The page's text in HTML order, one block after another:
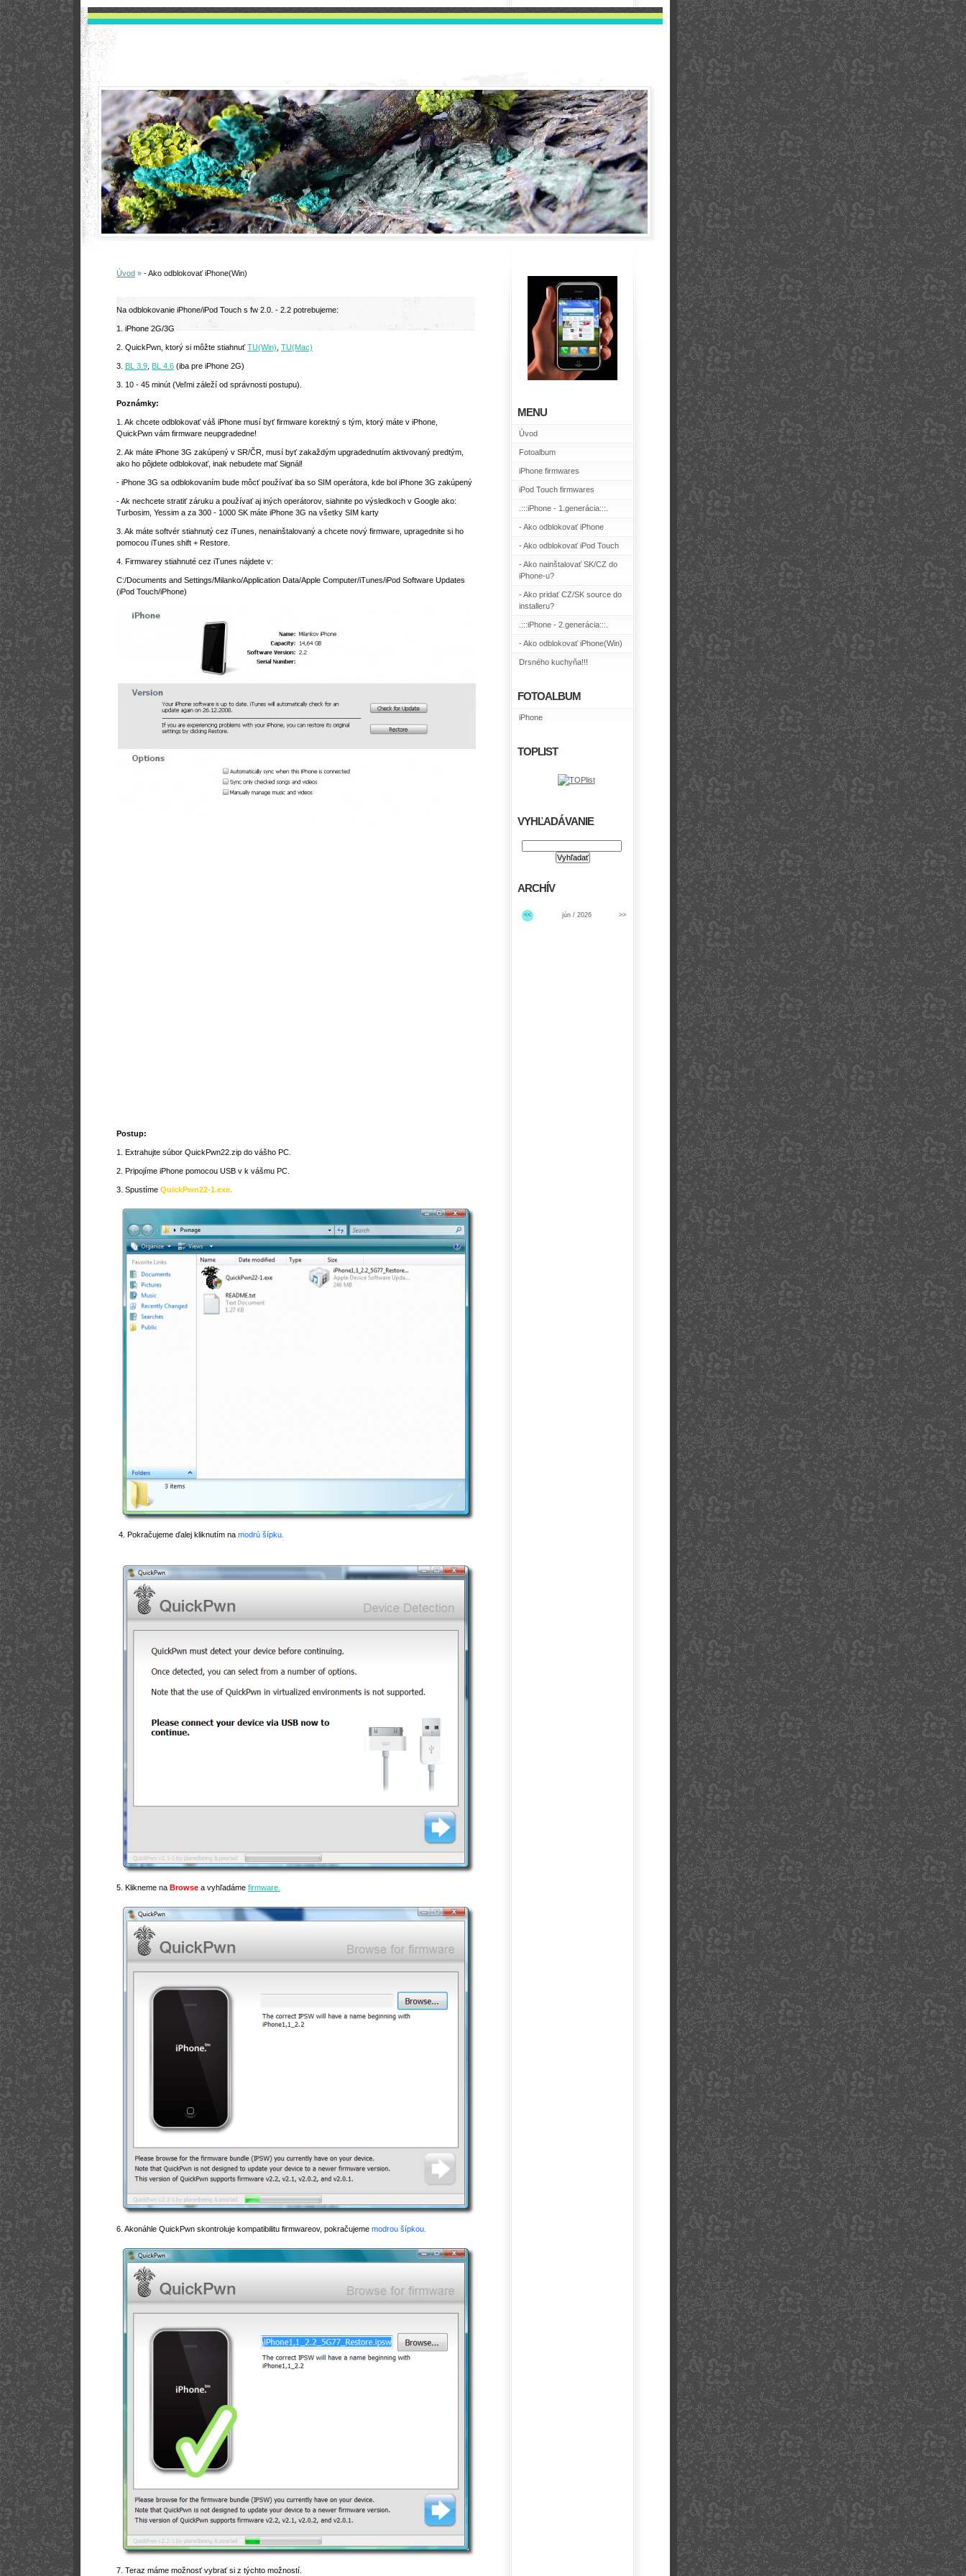
Úvod » - Ako odblokovať iPhone(Win)
Na odblokovanie iPhone/iPod Touch s fw 2.0. - 2.2 potrebujeme:
1. iPhone 2G/3G
2. QuickPwn, ktorý si môžte stiahnuťTU(Win) TU(Mac)
3. BL 3.9 BL 4.6 (iba pre iPhone 2G)
3. 10 - 45 minút (Veľmi záleží od správnosti postupu).
Poznámky:
1. Ak chcete odblokovať váš iPhone musí byť firmware korektný s tým, ktorý máte v iPhone,
QuickPwn vám firmware neupgradedne!
2. Ak máte iPhone 3G zakúpený v SR/ČR, musí byť zakaždým upgradednutím aktivovaný predtým,
ako ho pôjdete odblokovať, inak nebudete mať Signál!
- iPhone 3G sa odblokovaním bude môcť používať iba so SIM operátora, kde bol iPhone 3G zakúpený
- Ak nechcete stratiť záruku a používať aj iných operátorov, siahnite po výsledkoch v Google ako:
Turbosim, Yessim a za 300 - 1000 SK máte iPhone 3G na všetky SIM karty
3. Ak máte softvér stiahnutý cez iTunes, nenainštalovaný a chcete nový firmware, upragednite si ho
pomocou iTunes shift + Restore.
4. Firmwarey stiahnuté cez iTunes nájdete v:
C:/Documents and Settings/Milanko/Application Data/Apple Computer/iTunes/iPod Software Updates
(iPod Touch/iPhone)
Postup:
1. Extrahujte súbor QuickPwn22.zip do vášho PC.
2. Pripojíme iPhone pomocou USB v k vášmu PC.
3. Spustíme QuickPwn22-1.exe.
4. Pokračujeme ďalej kliknutím na modrú šípku.
5. Klikneme na Browse a vyhľadáme firmware.
6. Akonáhle QuickPwn skontroluje kompatibilitu firmwareov, pokračujeme modrou šípkou.
7. Teraz máme možnosť vybrať si z týchto možností.
MENU
Úvod
Fotoalbum
iPhone firmwares
iPod Touch firmwares
.:::iPhone - 1.generácia:::.
- Ako odblokovať iPhone
- Ako odblokovať iPod Touch
- Ako nainštalovať SK/CZ do
iPhone-u?
- Ako pridať CZ/SK source do
installeru?
.:::iPhone - 2.generácia:::.
- Ako odblokovať iPhone(Win)
Drsného kuchyňa!!!
FOTOALBUM
iPhone
TOPLIST
VYHĽADÁVANIE
ARCHÍV
<< jún / 2026 >>